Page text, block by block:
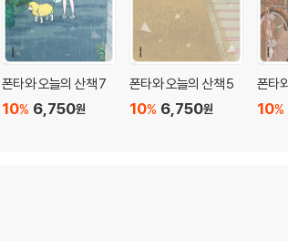
폰타와 오늘의 산책 7
6,750원
10%
폰타와 오늘의 산책 5
6,750원
10%
폰타
10%